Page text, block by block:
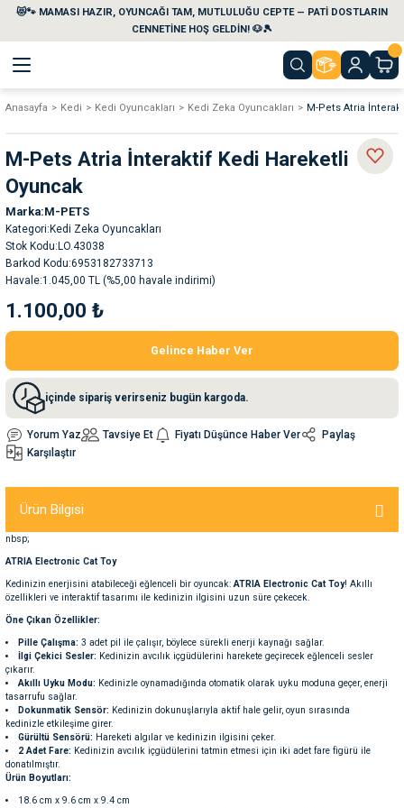
😻🐾 MAMASI HAZIR, OYUNCAĞI TAM, MUTLULUĞU CEPTE — PATİ DOSTLARIN
CENNETİNE HOŞ GELDİN! 🐶🎾
Geri Dön
Geri Dön
Temizlik Ürünleri
Su Kabları
Kemikleri
Seyahat Ürünleri
Geri Dön
Geri Dön
Geri Dön
Geri Dön
Anasayfa Kedi Kedi Oyuncakları Kedi Zeka Oyuncakları M-Pets Atria
M-Pets Atria İnteraktif Kedi Hareketli
Oyuncak
Marka M-PETS
Kategori Kedi Zeka Oyuncakları
Stok Kodu LO.43038
Barkod Kodu 6953182733713
Havale 1.045,00 TL (%5,00 havale indirimi)
1.100,00 ₺
Gelince Haber Ver
içinde sipariş verirseniz bugün kargoda.
Yorum Yaz Tavsiye Et Fiyatı Düşünce Haber Ver
Paylaş
Karşılaştır
Ürün Bilgisi
nbsp;
ATRIA Electronic Cat Toy
Kedinizin enerjisini atabileceği eğlenceli bir oyuncak: ATRIA Electronic Cat Toy! Akıllı
özellikleri ve interaktif tasarımı ile kedinizin ilgisini uzun süre çekecek.
Öne Çıkan Özellikler:
Pille Çalışma: 3 adet pil ile çalışır, böylece sürekli enerji kaynağı sağlar.
İlgi Çekici Sesler: Kedinizin avcılık içgüdülerini harekete geçirecek eğlenceli sesler
çıkarır.
Akıllı Uyku Modu: Kedinizle oynamadığında otomatik olarak uyku moduna geçer, enerji
tasarrufu sağlar.
Dokunmatik Sensör: Kedinizin dokunuşlarıyla aktif hale gelir, oyun sırasında
kedinizle etkileşime girer.
Gürültü Sensörü: Hareketi algılar ve kedinizin ilgisini çeker.
2 Adet Fare: Kedinizin avcılık içgüdülerini tatmin etmesi için iki adet fare figürü ile
donatılmıştır.
Ürün Boyutları:
18.6 cm x 9.6 cm x 9.4 cm